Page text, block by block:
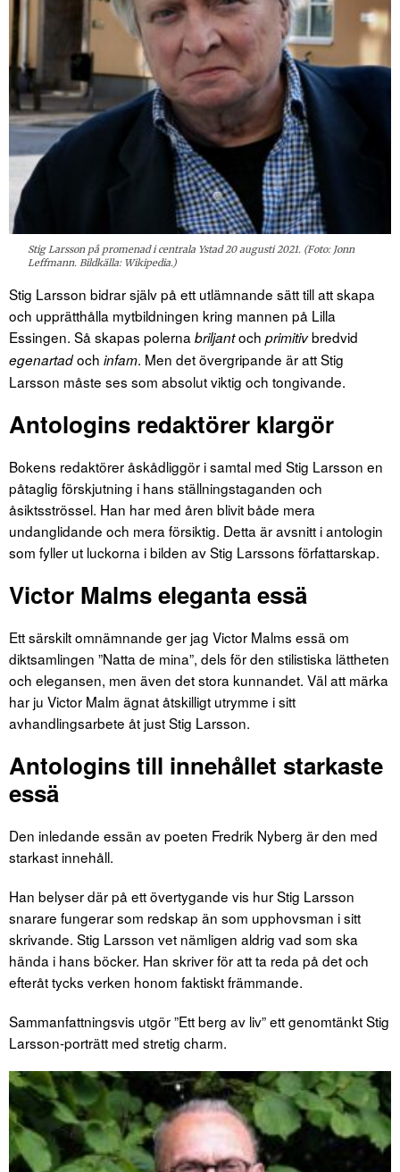
Stig Larsson på promenad i centrala Ystad 20 augusti 2021. (Foto: Jonn
Leffmann. Bildkälla: Wikipedia.)
Stig Larsson bidrar själv på ett utlämnande sätt till att skapa
och upprätthålla mytbildningen kring mannen på Lilla
Essingen. Så skapas polerna briljantoch primitivbredvid
egenartadoch infam. Men det övergripande är att Stig
Larsson måste ses som absolut viktig och tongivande.
Antologins redaktörer klargör
Bokens redaktörer åskådliggör i samtal med Stig Larsson en
påtaglig förskjutning i hans ställningstaganden och
åsiktsströssel. Han har med åren blivit både mera
undanglidande och mera försiktig. Detta är avsnitt i antologin
som fyller ut luckorna i bilden av Stig Larssons författarskap.
Victor Malms eleganta essä
Ett särskilt omnämnande ger jag Victor Malms essä om
diktsamlingen ”Natta de mina”, dels för den stilistiska lättheten
och elegansen, men även det stora kunnandet. Väl att märka
har ju Victor Malm ägnat åtskilligt utrymme i sitt
avhandlingsarbete åt just Stig Larsson.
Antologins till innehållet starkaste
essä
Den inledande essän av poeten Fredrik Nyberg är den med
starkast innehåll.
Han belyser där på ett övertygande vis hur Stig Larsson
snarare fungerar som redskap än som upphovsman i sitt
skrivande. Stig Larsson vet nämligen aldrig vad som ska
hända i hans böcker. Han skriver för att ta reda på det och
efteråt tycks verken honom faktiskt främmande.
Sammanfattningsvis utgör ”Ett berg av liv” ett genomtänkt Stig
Larsson-porträtt med stretig charm.